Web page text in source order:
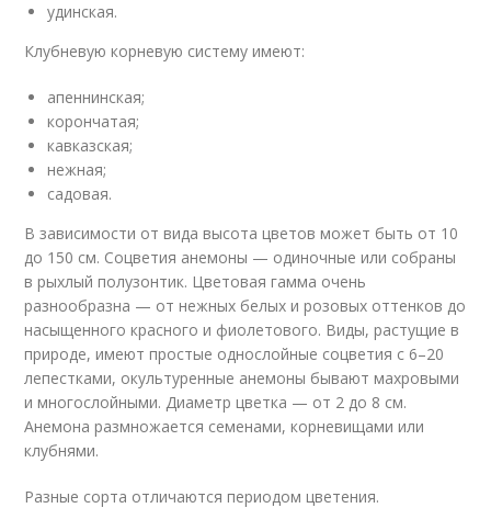
удинская.
Клубневую корневую систему имеют:
апеннинская;
корончатая;
кавказская;
нежная;
садовая.
В зависимости от вида высота цветов может быть от 10
до 150 см. Соцветия анемоны — одиночные или собраны
в рыхлый полузонтик. Цветовая гамма очень
разнообразна — от нежных белых и розовых оттенков до
насыщенного красного и фиолетового. Виды, растущие в
природе, имеют простые однослойные соцветия с 6–20
лепестками, окультуренные анемоны бывают махровыми
и многослойными. Диаметр цветка — от 2 до 8 см.
Анемона размножается семенами, корневищами или
клубнями.
Разные сорта отличаются периодом цветения.